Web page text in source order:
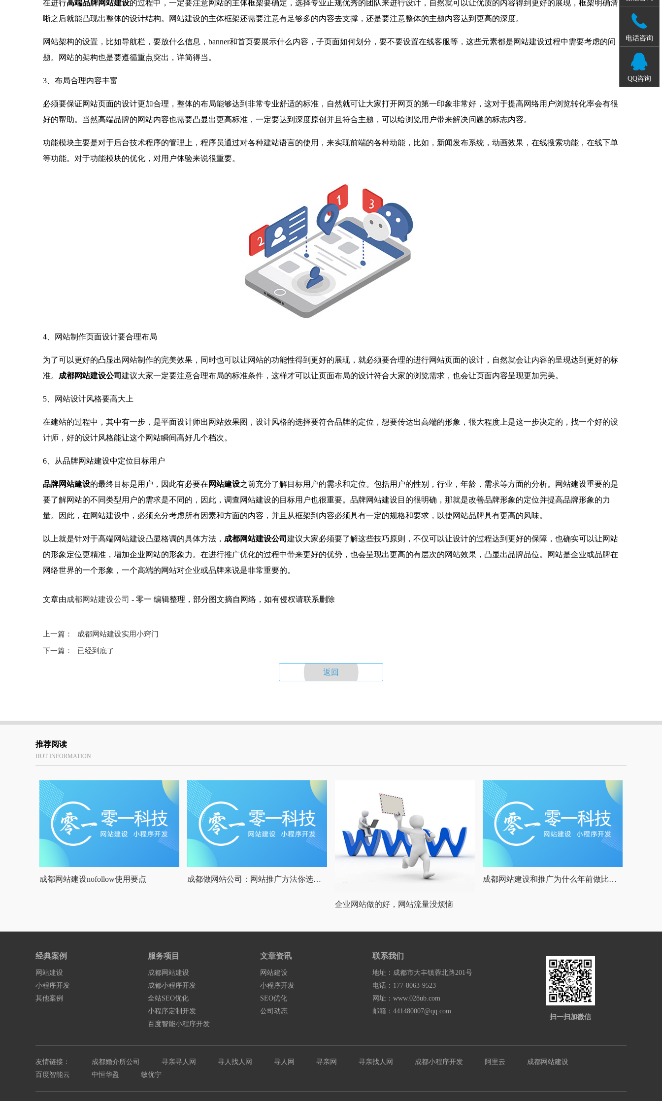
在进行高端品牌网站建设的过程中，一定要注意网站的主体框架要确定，选择专业正规优秀的团队来进行设计，自然就可以让优质的内容得到更好的展现，框架明确清
晰之后就能凸现出整体的设计结构。网站建设的主体框架还需要注意有足够多的内容去支撑，还是要注意整体的主题内容达到更高的深度。
网站架构的设置，比如导航栏，要放什么信息，banner和首页要展示什么内容，子页面如何划分，要不要设置在线客服等，这些元素都是网站建设过程中需要考虑的问
题。网站的架构也是要遵循重点突出，详简得当。
3、布局合理内容丰富
必须要保证网站页面的设计更加合理，整体的布局能够达到非常专业舒适的标准，自然就可让大家打开网页的第一印象非常好，这对于提高网络用户浏览转化率会有很
好的帮助。当然高端品牌的网站内容也需要凸显出更高标准，一定要达到深度原创并且符合主题，可以给浏览用户带来解决问题的标志内容。
功能模块主要是对于后台技术程序的管理上，程序员通过对各种建站语言的使用，来实现前端的各种动能，比如，新闻发布系统，动画效果，在线搜索功能，在线下单
等功能。对于功能模块的优化，对用户体验来说很重要。
4、网站制作页面设计要合理布局
为了可以更好的凸显出网站制作的完美效果，同时也可以让网站的功能性得到更好的展现，就必须要合理的进行网站页面的设计，自然就会让内容的呈现达到更好的标
准。 成都网站建设公司 建议大家一定要注意合理布局的标准条件，这样才可以让页面布局的设计符合大家的浏览需求，也会让页面内容呈现更加完美。
5、网站设计风格要高大上
在建站的过程中，其中有一步，是平面设计师出网站效果图，设计风格的选择要符合品牌的定位，想要传达出高端的形象，很大程度上是这一步决定的，找一个好的设
计师，好的设计风格能让这个网站瞬间高好几个档次。
6、从品牌网站建设中定位目标用户
品牌网站建设的最终目标是用户，因此有必要在 网站建设之前充分了解目标用户的需求和定位。包括用户的性别，行业，年龄，需求等方面的分析。网站建设重要的是
要了解网站的不同类型用户的需求是不同的，因此，调查网站建设的目标用户也很重要。品牌网站建设目的很明确，那就是改善品牌形象的定位并提高品牌形象的力
量。因此，在网站建设中，必须充分考虑所有因素和方面的内容，并且从框架到内容必须具有一定的规格和要求，以使网站品牌具有更高的风味。
以上就是针对于高端网站建设凸显格调的具体方法， 成都网站建设公司 建议大家必须要了解这些技巧原则，不仅可以让设计的过程达到更好的保障，也确实可以让网站
的形象定位更精准，增加企业网站的形象力。在进行推广优化的过程中带来更好的优势，也会呈现出更高的有层次的网站效果，凸显出品牌品位。网站是企业或品牌在
网络世界的一个形象，一个高端的网站对企业或品牌来说是非常重要的。
文章由成都网站建设公司 - 零一 编辑整理，部分图文摘自网络，如有侵权请联系删除
上一篇： 成都网站建设实用小窍门
下一篇： 已经到底了
返回
推荐阅读
HOT INFORMATION
成都网站建设nofollow使用要点 成都做网站公司：网站推广方法你选对了吗？
企业网站做的好，网站流量没烦恼
成都网站建设和推广为什么年前做比年后做好？
经典案例
网站建设
小程序开发
其他案例
服务项目
成都网站建设
成都小程序开发
全站SEO优化
小程序定制开发
百度智能小程序开发
文章资讯
网站建设
小程序开发
SEO优化
公司动态
联系我们
地址：成都市大丰镇蓉北路201号
电话：177-8063-9523
网址：www.028ub.com
邮箱：441480007@qq.com
扫一扫加微信
友情链接： 成都婚介所公司 寻亲寻人网 寻人找人网 寻人网 寻亲网 寻亲找人网 成都小程序开发 阿里云
成都网站建设
百度智能云
中恒华盈 敏优宁
电话咨询
QQ咨询